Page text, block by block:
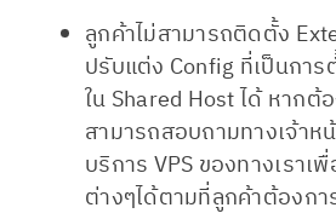
ลูกค้าไม่สามารถติดตั้ง
ปรับแต่ง Config ที่เป็นกา
ใน Shared Host ได้ หากต้
สามารถสอบถามทางเจ้าห
บริการ VPS ของทางเราเ
ต่างๆได้ตามที่ลูกค้าต้องกา